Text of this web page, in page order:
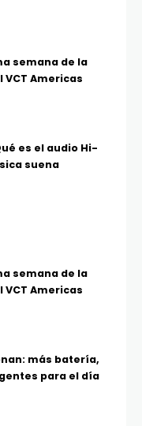
semana de la
VCT Americas
es el audio Hi-
suena
semana de la
VCT Americas
más batería,
para el día